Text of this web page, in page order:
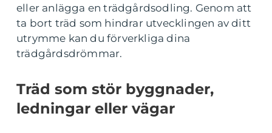
eller anlägga en trädgårdsodling. Genom att
ta bort träd som hindrar utvecklingen av ditt
utrymme kan du förverkliga dina
trädgårdsdrömmar.
Träd som stör byggnader,
ledningar eller vägar